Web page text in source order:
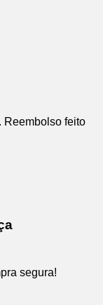
Reembolso feito
segura!